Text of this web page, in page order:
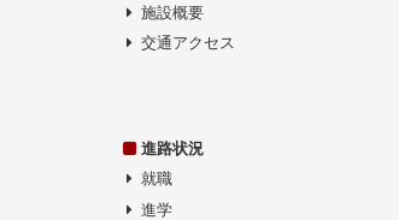
施設概要
交通アクセス
進路状況
就職
進学